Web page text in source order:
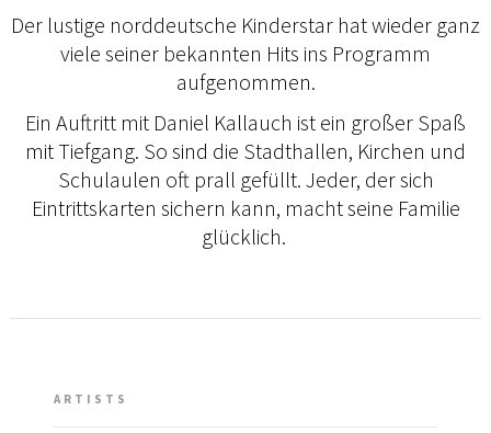
Der lustige norddeutsche Kinderstar hat wieder ganz
viele seiner bekannten Hits ins Programm
aufgenommen.
Ein Auftritt mit Daniel Kallauch ist ein großer Spaß
mit Tiefgang. So sind die Stadthallen, Kirchen und
Schulaulen oft prall gefüllt. Jeder, der sich
Eintrittskarten sichern kann, macht seine Familie
glücklich.
ARTISTS